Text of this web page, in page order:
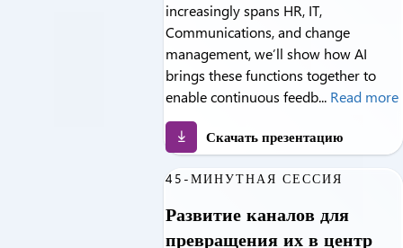
increasingly spans HR, IT,
Communications, and change
management, we’ll show how AI
brings these functions together to
enable continuous feedb... Read more
Скачать презентацию
45-МИНУТНАЯ СЕССИЯ
Развитие каналов для
превращения их в центр